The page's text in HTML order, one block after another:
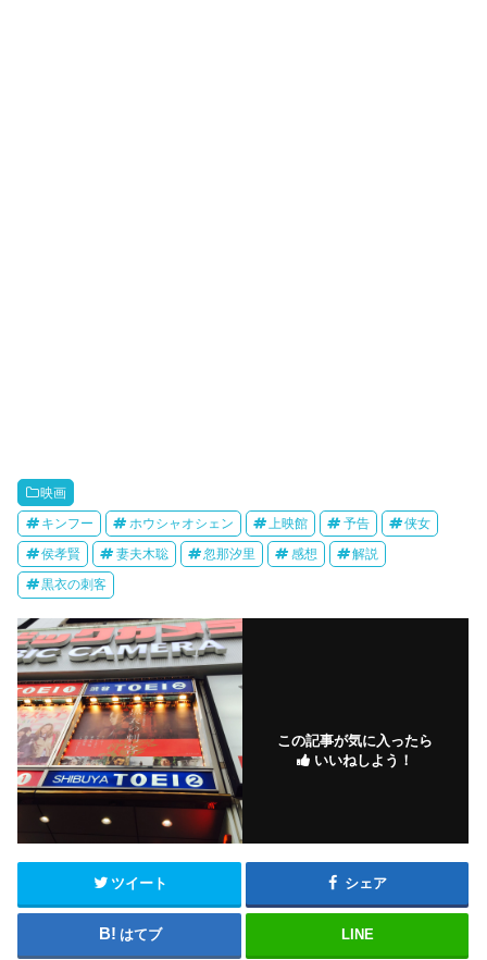
映画
キンフー ホウシャオシェン 上映館 予告 侠女
侯孝賢 妻夫木聡 忽那汐里 感想 解説
黒衣の刺客
この記事が気に入ったら
いいねしよう！
ツイート シェア
はてブ LINE